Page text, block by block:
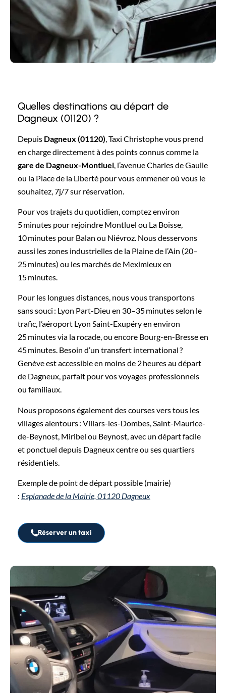
Quelles destinations au départ de
Dagneux (01120) ?
Depuis Dagneux (01120) , Taxi Christophe vous prend
en charge directement à des points connus comme la
gare de Dagneux-Montluel , l’avenue Charles de Gaulle
ou la Place de la Liberté pour vous emmener où vous le
souhaitez, 7j/7 sur réservation.
Pour vos trajets du quotidien, comptez environ
5 minutes pour rejoindre Montluel ou La Boisse,
10 minutes pour Balan ou Niévroz. Nous desservons
aussi les zones industrielles de la Plaine de l’Ain (20–
25 minutes) ou les marchés de Meximieux en
15 minutes.
Pour les longues distances, nous vous transportons
sans souci : Lyon Part-Dieu en 30–35 minutes selon le
trafic, l’aéroport Lyon Saint-Exupéry en environ
25 minutes via la rocade, ou encore Bourg-en-Bresse en
45 minutes. Besoin d’un transfert international ?
Genève est accessible en moins de 2 heures au départ
de Dagneux, parfait pour vos voyages professionnels
ou familiaux.
Nous proposons également des courses vers tous les
villages alentours : Villars-les-Dombes, Saint-Maurice-
de-Beynost, Miribel ou Beynost, avec un départ facile
et ponctuel depuis Dagneux centre ou ses quartiers
résidentiels.
Exemple de point de départ possible (mairie)
: Esplanade de la Mairie, 01120 Dagneux
Réserver un taxi